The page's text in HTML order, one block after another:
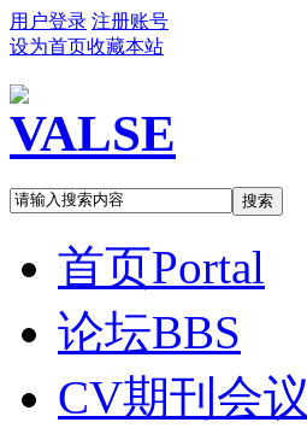
用户登录 注册账号
设为首页收藏本站
搜索
首页Portal
论坛BBS
CV期刊会议